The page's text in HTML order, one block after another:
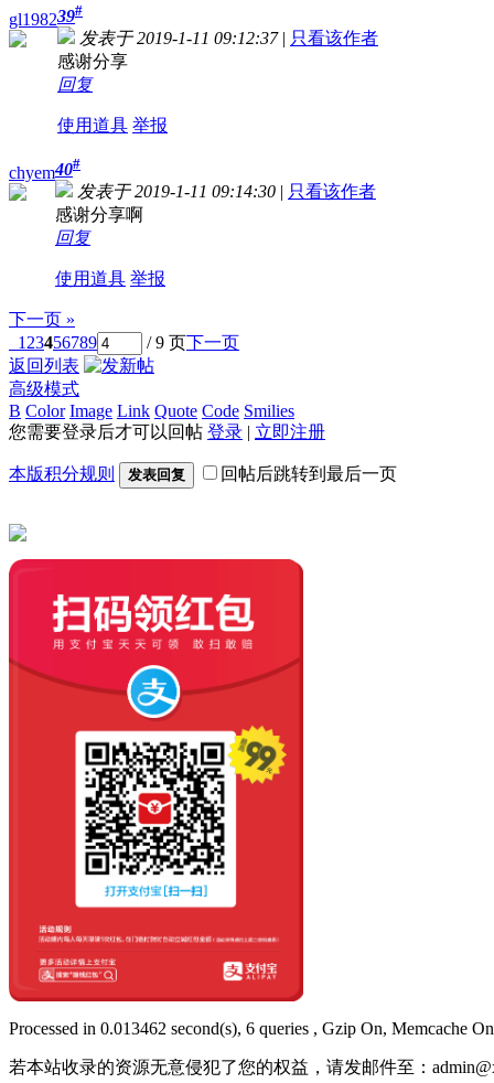
gl198239#
发表于 2019-1-11 09:12:37 | 只看该作者
感谢分享
回复
使用道具 举报
chyem40#
发表于 2019-1-11 09:14:30 | 只看该作者
感谢分享啊
回复
使用道具 举报
下一页 »
1 23456789 / 9 页下一页
返回列表
高级模式
B Color Image Link Quote Code Smilies
您需要登录后才可以回帖 登录 | 立即注册
本版积分规则 发表回复 回帖后跳转到最后一页
Processed in 0.013462 second(s), 6 queries , Gzip On, Memcache
若本站收录的资源无意侵犯了您的权益，请发邮件至：